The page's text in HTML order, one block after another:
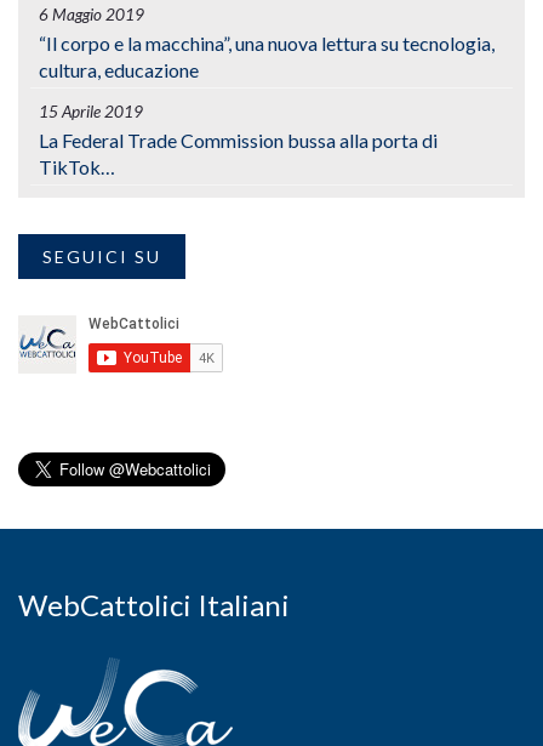
6 Maggio 2019
“Il corpo e la macchina”, una nuova lettura su tecnologia,
cultura, educazione
15 Aprile 2019
La Federal Trade Commission bussa alla porta di
TikTok…
SEGUICI SU
WebCattolici Italiani